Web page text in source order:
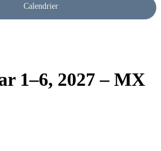
Calendrier
1–6, 2027 – MX